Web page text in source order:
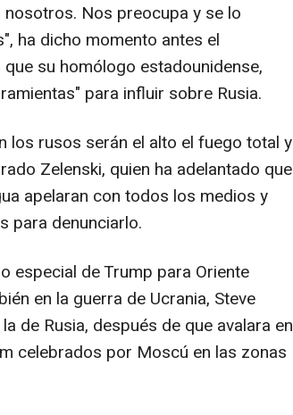
Nos preocupa y se lo
ha dicho momento antes el
su homólogo estadounidense,
para influir sobre Rusia.
los rusos serán el alto el fuego total y
Zelenski, quien ha adelantado que
apelaran con todos los medios y
para denunciarlo.
especial de Trump para Oriente
en la guerra de Ucrania, Steve
de Rusia, después de que avalara en
celebrados por Moscú en las zonas